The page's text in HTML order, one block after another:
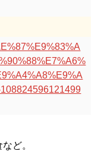
ど。